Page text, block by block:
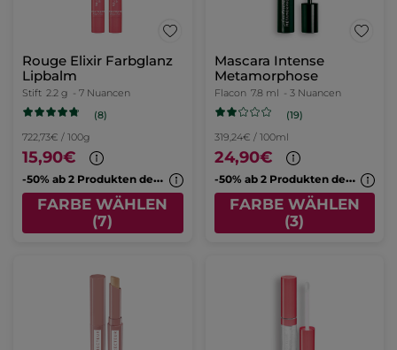
Rouge Elixir Farbglanz
Lipbalm
Stift 2.2 g - 7 Nuancen
(8)
722,73€ / 100g
15,90€
-
50% ab 2 Produkten deiner Wahl
FARBE WÄHLEN
(7)
Mascara Intense
Metamorphose
Flacon 7.8 ml - 3 Nuancen
(19)
319,24€ / 100ml
24,90€
-
50% ab 2 Produkten deiner Wahl
FARBE WÄHLEN
(3)